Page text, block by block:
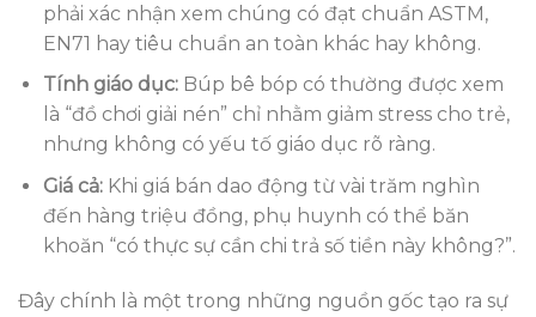
phải xác nhận xem chúng có đạt chuẩn ASTM,
EN71 hay tiêu chuẩn an toàn khác hay không.
Tính giáo dục:Búp bê bóp có thường được xem
là “đồ chơi giải nén” chỉ nhằm giảm stress cho trẻ,
nhưng không có yếu tố giáo dục rõ ràng.
Giá cả:Khi giá bán dao động từ vài trăm nghìn
đến hàng triệu đồng, phụ huynh có thể băn
khoăn “có thực sự cần chi trả số tiền này không?”.
Đây chính là một trong những nguồn gốc tạo ra sự